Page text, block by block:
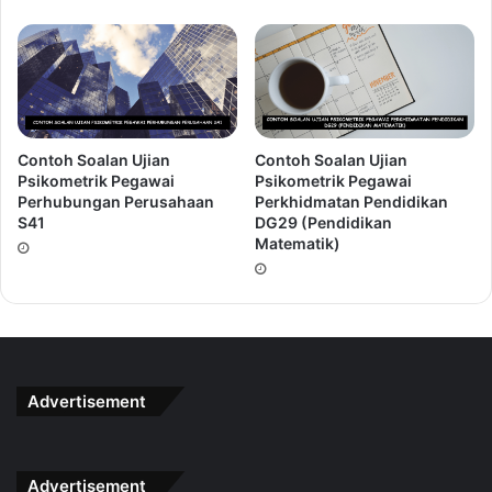
B) 91
C) 78
D) 26
Jawapan A
1/6 Muatan tangki dapat diisi dengan air dalam masa
15 minit menggunakan 1 paip. Berapakah masa yang
diambil jika 3 paip air yang sama digunapakai?
A) 30 minit
B) 35 minit
D) 90 minit
Ramlah menjual 3 jenis buah-buahan iaitu 35% adalah
Contoh Soalan Ujian
Psikometrik Pegawai
Perhubungan Perusahaan
S41
Contoh Soalan Ujian
Psikometrik Pegawai
Perkhidmatan Pendidikan
DG29 (Pendidikan
Matematik)
Advertisement
Advertisement